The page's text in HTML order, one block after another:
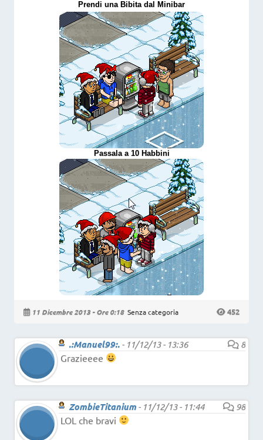
Prendi una Bibita dal Minibar
Passala a 10 Habbini
11 Dicembre 2013 - Ore 0:18 Senza categoria 452
.:Manuel99:. - 11/12/13 - 13:36
8
Grazieeee
ZombieTitanium - 11/12/13 - 11:44
98
LOL che bravi